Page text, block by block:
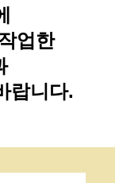
업한
랍니다.